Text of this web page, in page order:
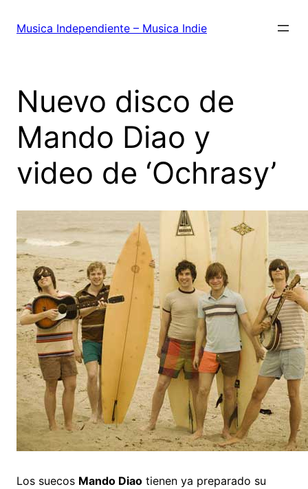
Musica Independiente – Musica Indie
Nuevo disco de
Mando Diao y
video de ‘Ochrasy’
Los suecos Mando Diao tienen ya preparado su